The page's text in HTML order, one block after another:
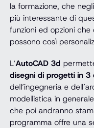
la formazione, che
più interessante di
funzioni ed opzioni
possono così
L’AutoCAD 3d
disegni di progetti in 3
dell’ingegneria e
modellistica in
che poi andranno
programma offre una